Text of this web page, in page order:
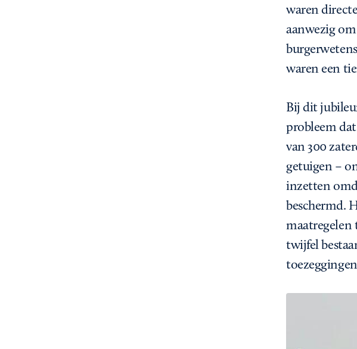
waren
aanwezig
waren een
Bij dit
probleem
van 300
getuigen –
inzetten
beschermd.
twijfel